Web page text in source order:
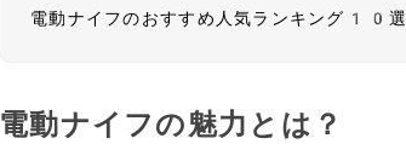
電動ナイフのおすすめ人気ランキング10選
電動ナイフの魅力とは？